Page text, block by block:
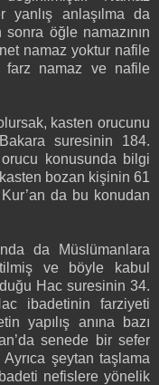
yanlış anlaşılma da
öğle namazının
namaz yoktur nafile
farz namaz ve nafile
kasten orucunu
suresinin 184.
konusunda bilgi
bozan kişinin 61
da bu konudan
da Müslümanlara
ve böyle kabul
Hac suresinin 34.
ibadetinin farziyeti
yapılış anına bazı
senede bir sefer
Ayrıca şeytan taşlama
nefislere yönelik